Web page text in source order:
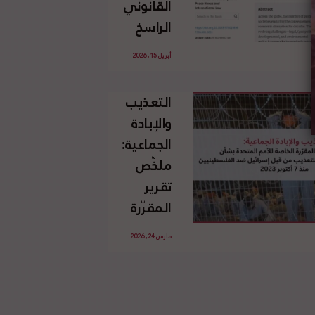
الإسرائيلي
غير
القانوني
الفلسطينية
القانوني
الراسخ
للاجئين
وحقهم
في العودة
بموجب
القانون
الدولي
أبريل 15, 2026
التعذيب
والإبادة
الجماعية:
ملخّص
تقرير
المقرّرة
الخاصة
مارس 24, 2026